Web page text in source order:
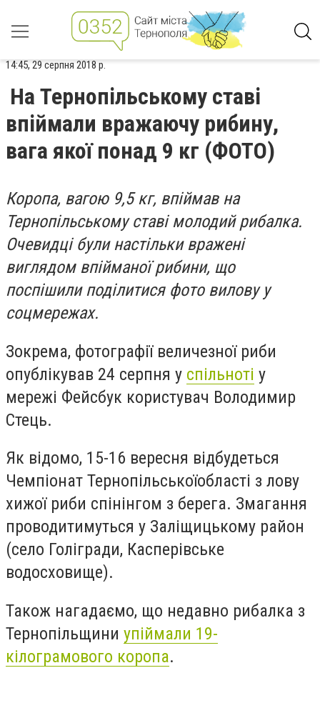
14:45, 29 серпня 2018 р.
На Тернопільському ставі
впіймали вражаючу рибину,
вага якої понад 9 кг (ФОТО)
Коропа, вагою 9,5 кг, впіймав на
Тернопільському ставі молодий рибалка.
Очевидці були настільки вражені
виглядом впійманої рибини, що
поспішили поділитися фото вилову у
соцмережах.
Зокрема, фотографії величезної риби
опублікував 24 серпня у спільноті у
мережі Фейсбук користувач Володимир
Стець.
Як відомо, 15-16 вересня відбудеться
Чемпіонат Тернопільськоїобласті з лову
хижої риби спінінгом з берега. Змагання
проводитимуться у Заліщицькому район
(село Голігради, Касперівське
водосховище).
Також нагадаємо, що недавно рибалка з
Тернопільщини упіймали 19-
кілограмового коропа.